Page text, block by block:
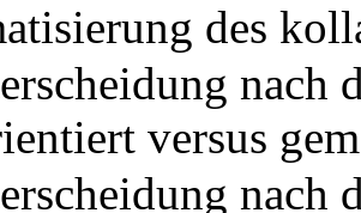
des
nach
versus
nach